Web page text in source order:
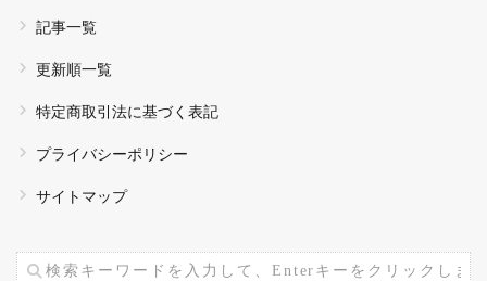
記事一覧
更新順一覧
特定商取引法に基づく表記
プライバシーポリシー
サイトマップ